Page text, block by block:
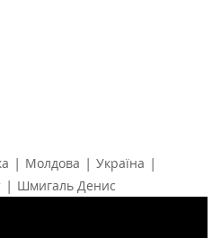
| Молдова | Україна |
| Шмигаль Денис